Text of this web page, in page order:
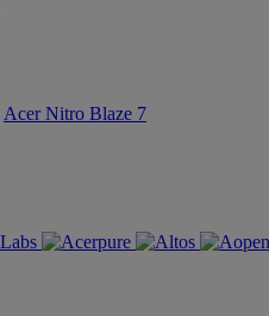
Acer Nitro Blaze 7